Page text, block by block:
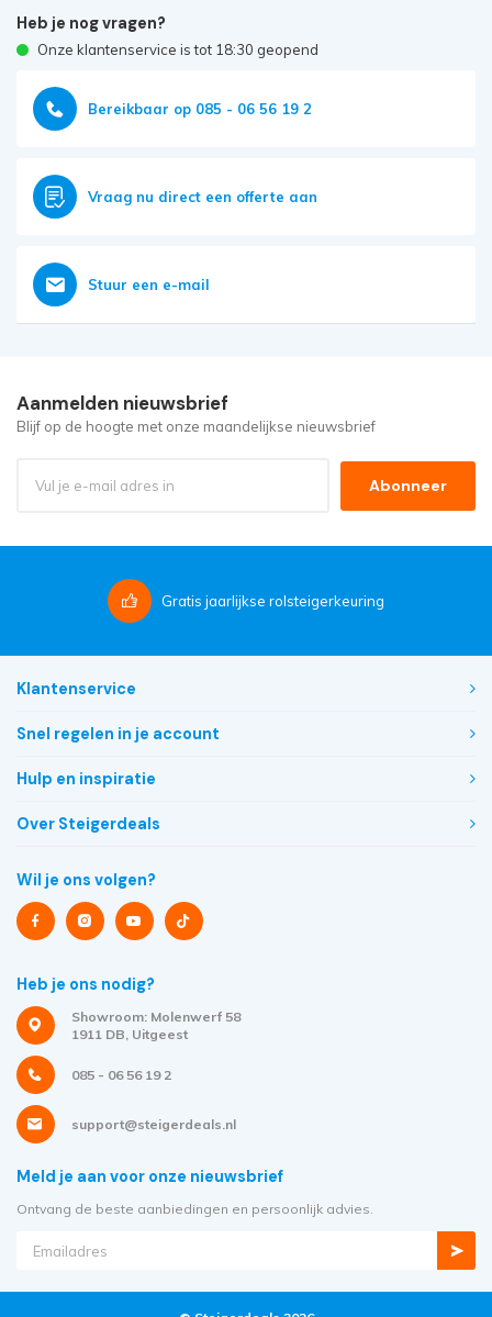
Heb je nog vragen?
Onze klantenservice is tot 18:30 geopend
Bereikbaar op 085 - 06 56 19 2
Vraag nu direct een offerte aan
Stuur een e-mail
Aanmelden nieuwsbrief
Blijf op de hoogte met onze maandelijkse nieuwsbrief
Abonneer
Gratis jaarlijkse rolsteigerkeuring
Klantenservice
Snel regelen in je account
Hulp en inspiratie
Over Steigerdeals
Wil je ons volgen?
Heb je ons nodig?
Showroom: Molenwerf 58
1911 DB, Uitgeest
085 - 06 56 19 2
support@steigerdeals.nl
Meld je aan voor onze nieuwsbrief
Ontvang de beste aanbiedingen en persoonlijk advies.